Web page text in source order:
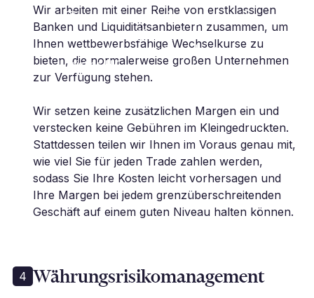
Transaktionen reibungslos und
effizient.“
D. Nasser | Geschäftsführer | Union
Logistics HK
Wir arbeiten mit einer Reihe von erstklassigen
Banken und Liquiditätsanbietern zusammen, um
Ihnen wettbewerbsfähige Wechselkurse zu
bieten, die normalerweise großen Unternehmen
zur Verfügung stehen.
Wir setzen keine zusätzlichen Margen ein und
verstecken keine Gebühren im Kleingedruckten.
Stattdessen teilen wir Ihnen im Voraus genau mit,
wie viel Sie für jeden Trade zahlen werden,
sodass Sie Ihre Kosten leicht vorhersagen und
Ihre Margen bei jedem grenzüberschreitenden
Geschäft auf einem guten Niveau halten können.
4 Währungsrisikomanagement